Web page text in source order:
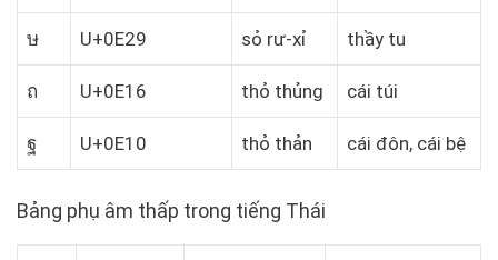
ษ U+0E29 sỏ rư-xỉ thầy tu
ถ U+0E16 thỏ thủng cái túi
ฐ U+0E10 thỏ thản cái đôn, cái bệ
Bảng phụ âm thấp trong tiếng Thái